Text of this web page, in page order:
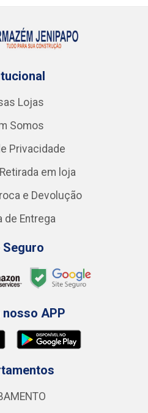
Lojas
Somos
Privacidade
em loja
e Devolução
de Entrega
Seguro
nosso APP